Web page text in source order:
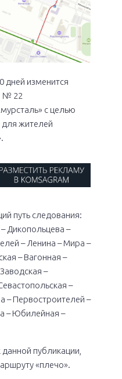
дней изменится
№ 22
с целью
жителей
путь следования:
Дикопольцева –
– Ленина – Мира –
– Вагонная –
–
–
– Первостроителей –
– Юбилейная –
публикации,
«плечо».